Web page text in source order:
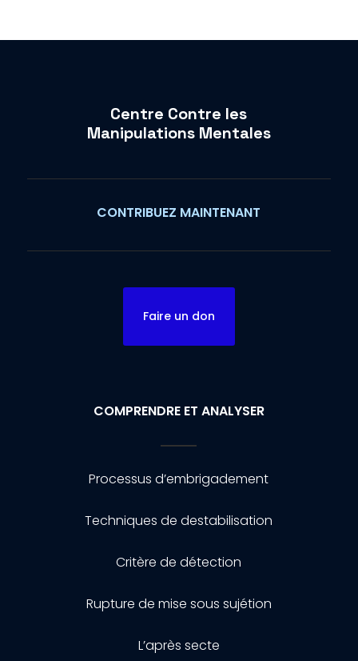
Centre Contre les
Manipulations Mentales
CONTRIBUEZ MAINTENANT
Faire un don
COMPRENDRE ET ANALYSER
Processus d’embrigadement
Techniques de destabilisation
Critère de détection
Rupture de mise sous sujétion
L’après secte